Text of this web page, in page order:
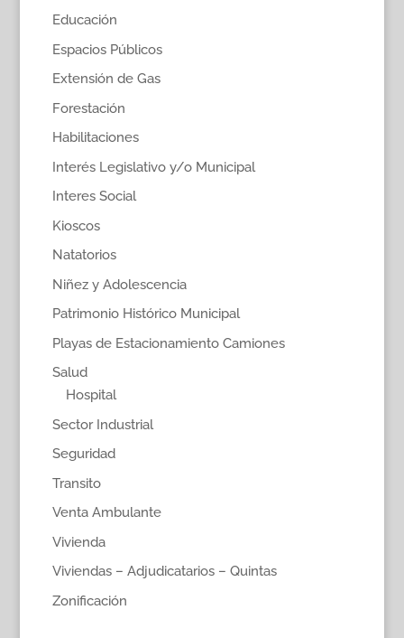
Educación
Espacios Públicos
Extensión de Gas
Forestación
Habilitaciones
Interés Legislativo y/o Municipal
Interes Social
Kioscos
Natatorios
Niñez y Adolescencia
Patrimonio Histórico Municipal
Playas de Estacionamiento Camiones
Salud
Hospital
Sector Industrial
Seguridad
Transito
Venta Ambulante
Vivienda
Viviendas – Adjudicatarios – Quintas
Zonificación